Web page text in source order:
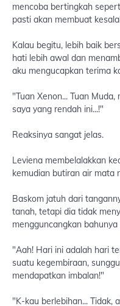
mencoba bertingkah
pasti akan membuat
Kalau begitu, lebih baik
hati lebih awal dan
aku mengucapkan terima
"Tuan Xenon... Tuan
saya yang rendah ini...!"
Reaksinya sangat jelas.
Leviena membelalakkan
kemudian butiran air mata
Baskom jatuh dari
tanah, tetapi dia tidak
mengguncangkan
"Aah! Hari ini adalah hari
suatu kegembiraan,
mendapatkan imbalan!"
"K-kau berlebihan... Tidak,